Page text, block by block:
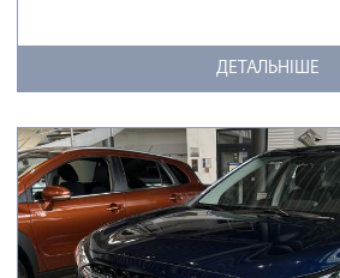
ДЕТАЛЬНІШЕ